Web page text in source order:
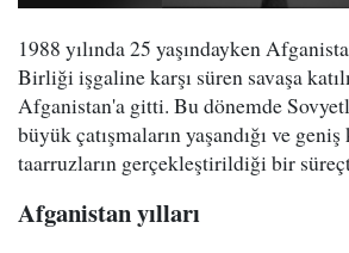
1988 yılında 25 yaşındayken
Birliği işgaline karşı süren savaşa
Afganistan'a gitti. Bu dönemde
büyük çatışmaların yaşandığı ve geniş
taarruzların gerçekleştirildiği bir
Afganistan yılları